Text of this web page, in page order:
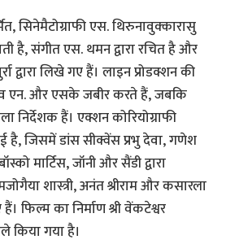
सिनेमैटोग्राफी एस. थिरुनावुक्कारासु
है, संगीत एस. थमन द्वारा रचित है और
द्वारा लिखे गए हैं। लाइन प्रोडक्शन की
एन. और एसके जबीर करते हैं, जबकि
निर्देशक हैं। एक्शन कोरियोग्राफी
है, जिसमें डांस सीक्वेंस प्रभु देवा, गणेश
मार्टिस, जॉनी और सैंडी द्वारा
शास्त्री, अनंत श्रीराम और कसारला
फिल्म का निर्माण श्री वेंकटेश्वर
किया गया है।